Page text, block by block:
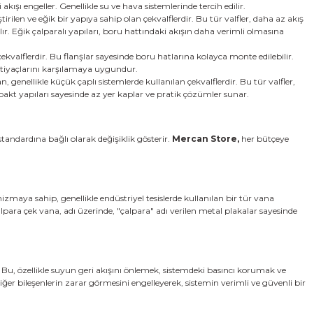
engeller. Genellikle su ve hava sistemlerinde tercih edilir.
ve eğik bir yapıya sahip olan çekvalflerdir. Bu tür valfler, daha az akış
Eğik çalparalı yapıları, boru hattındaki akışın daha verimli olmasına
Bu flanşlar sayesinde boru hatlarına kolayca monte edilebilir.
karşılamaya uygundur.
genellikle küçük çaplı sistemlerde kullanılan çekvalflerdir. Bu tür valfler,
yapıları sayesinde az yer kaplar ve pratik çözümler sunar.
bağlı olarak değişiklik gösterir. Mercan Store, her bütçeye
sahip, genellikle endüstriyel tesislerde kullanılan bir tür vana
çek vana, adı üzerinde, "çalpara" adı verilen metal plakalar sayesinde
özellikle suyun geri akışını önlemek, sistemdeki basıncı korumak ve
bileşenlerin zarar görmesini engelleyerek, sistemin verimli ve güvenli bir